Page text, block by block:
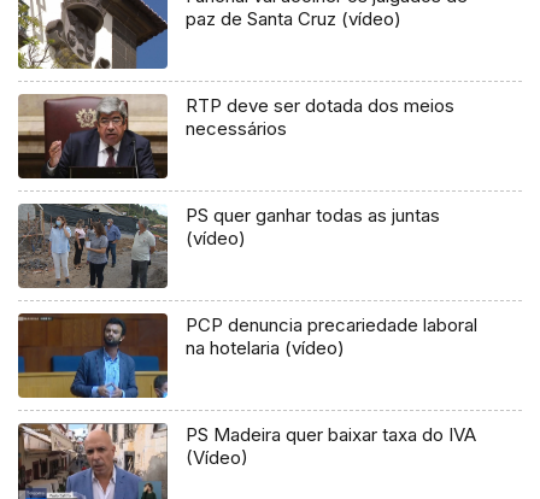
paz de Santa Cruz (vídeo)
RTP deve ser dotada dos meios
necessários
PS quer ganhar todas as juntas
(vídeo)
PCP denuncia precariedade laboral
na hotelaria (vídeo)
PS Madeira quer baixar taxa do IVA
(Vídeo)